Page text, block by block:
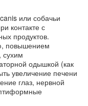
или собачьи
контакте с
продуктов.
повышением
сухим
одышкой (как
увеличение печени
глаз, нервной